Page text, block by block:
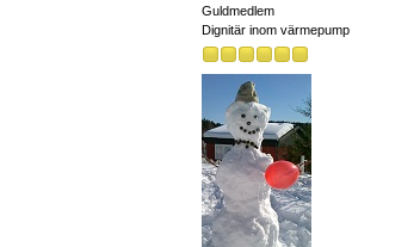
Guldmedlem
Dignitär inom värmepump